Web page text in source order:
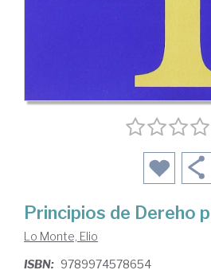
Principios de Dereho
Lo Monte, Elio
ISBN: 9789974578654